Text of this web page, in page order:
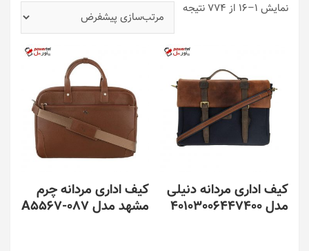
نمایش 1–16 از 774 نتیجه
کیف اداری مردانه دنیلی
مدل 40103006447400
کیف اداری مردانه چرم
مشهد مدل A5567-087